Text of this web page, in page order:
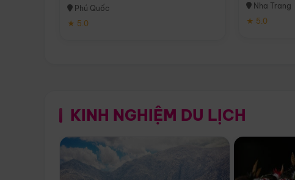
Phú Quốc
★ 5.0
Nha Trang
★ 5.0
KINH NGHIỆM DU LỊCH